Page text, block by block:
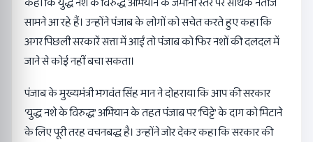
सामने आ रहे हैं। उन्होंने पंजाब के लोगों को सचेत करते हुए कहा कि
अगर पिछली सरकारें सत्ता में आईं तो पंजाब को फिर नशों की दलदल में
जाने से कोई नहीं बचा सकता।
पंजाब के मुख्यमंत्री भगवंत सिंह मान ने दोहराया कि आप की सरकार
‘युद्ध नशे के विरुद्ध’ अभियान के तहत पंजाब पर ‘चिट्टे’ के दाग को मिटाने
के लिए पूरी तरह वचनबद्ध है। उन्होंने जोर देकर कहा कि सरकार की